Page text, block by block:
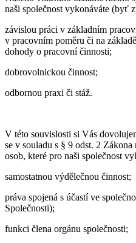
naši společnost vykonáváte (byť
závislou práci v základním
v pracovním poměru či na
dohody o pracovní činnosti;
dobrovolnickou činnost;
odbornou praxi či stáž.
V této souvislosti si Vás
se v souladu s § 9 odst. 2 Zákona
osob, které pro naši společnost
samostatnou výdělečnou činnost;
práva spojená s účastí ve
Společnosti);
funkci člena orgánu společnosti;